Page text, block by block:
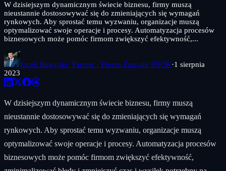
W dzisiejszym dynamicznym świecie biznesu, firmy muszą
nieustannie dostosowywać się do zmieniających się wymagań
rynkowych. Aby sprostać temu wyzwaniu, organizacje muszą
optymalizować swoje operacje i procesy. Automatyzacja procesów
biznesowych może pomóc firmom zwiększyć efektywność,...
Jacek Bugajski· Partner · Prezes Zarządu SNOK·1 sierpnia
2023
W dzisiejszym dynamicznym świecie biznesu, firmy muszą
nieustannie dostosowywać się do zmieniających się wymagań
rynkowych. Aby sprostać temu wyzwaniu, organizacje muszą
optymalizować swoje operacje i procesy. Automatyzacja procesów
biznesowych może pomóc firmom zwiększyć efektywność,